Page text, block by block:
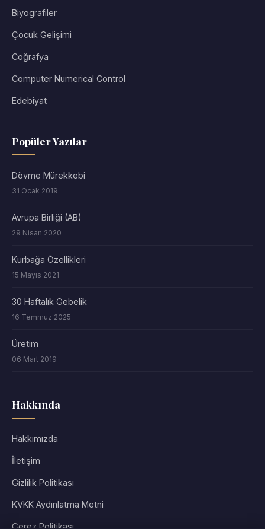
Biyografiler
Çocuk Gelişimi
Coğrafya
Computer Numerical Control
Edebiyat
Popüler Yazılar
Dövme Mürekkebi
31 Ocak 2019
Avrupa Birliği (AB)
29 Nisan 2020
Kurbağa Özellikleri
15 Mayıs 2021
30 Haftalık Gebelik
16 Temmuz 2025
Üretim
06 Mart 2019
Hakkında
Hakkımızda
İletişim
Gizlilik Politikası
KVKK Aydınlatma Metni
Çerez Politikası